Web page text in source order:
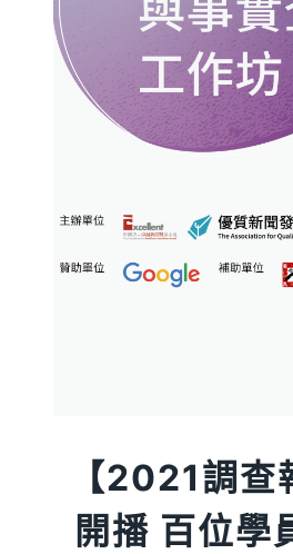
【2021調
開播 百位學